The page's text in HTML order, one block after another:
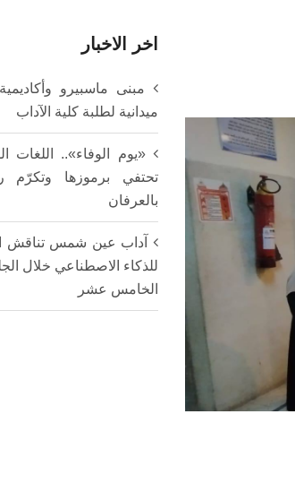
اخر الاخبار
مبنى ماسبيرو
ميدانية لطلبة كلية الآداب
«يوم الوفاء»..
تحتفي برموزها
بالعرفان
آداب عين شمس تناقش
للذكاء الاصطناعي خلال
الخامس عشر